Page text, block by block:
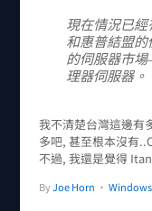
現在情況已
和惠普結盟的
的伺服器市場
理器伺服器。
我不清楚台灣這邊有
多吧, 甚至根本沒有
不過, 我還是覺得
ByJoe Horn • Windows